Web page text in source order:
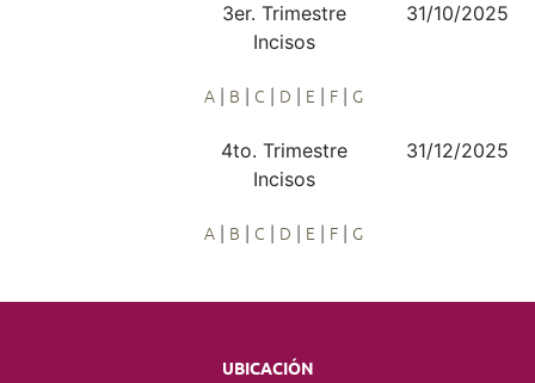
3er. Trimestre
Incisos
A | B | C | D | E | F | G
31/10/2025
4to. Trimestre
Incisos
A | B | C | D | E | F | G
31/12/2025
UBICACIÓN